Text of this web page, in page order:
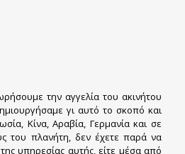
την αγγελία του ακινήτου
γι αυτό το σκοπό και
Κίνα, Αραβία, Γερμανία και σε
του πλανήτη, δεν έχετε παρά να
υπηρεσίας αυτής, είτε μέσα από